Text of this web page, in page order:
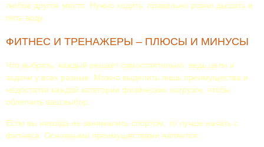
любое другое место. Нужно ходить, правильно ровно дышать и
пить воду.
ФИТНЕС И ТРЕНАЖЕРЫ – ПЛЮСЫ И МИНУСЫ
Что выбрать, каждый решает самостоятельно, ведь цели и
задачи у всех разные. Можно выделить лишь преимущества и
недостатки каждой категории физических нагрузок, чтобы
облегчить ваш выбор.
Если вы никогда не занимались спортом, то лучше начать с
фитнеса. Основными преимуществами является: